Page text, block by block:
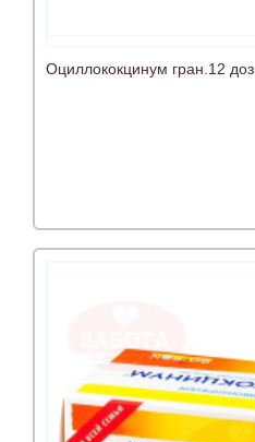
Оциллококцинум гран.12 доз